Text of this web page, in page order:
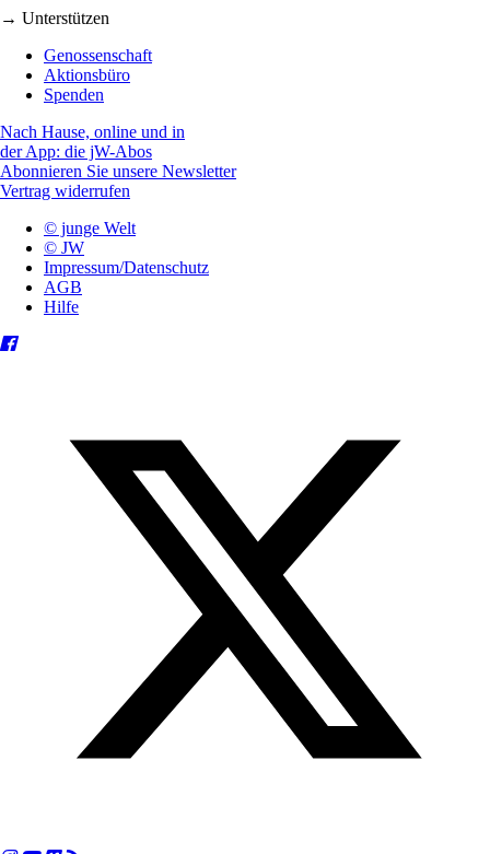
→ Unterstützen
Genossenschaft
Aktionsbüro
Spenden
Nach Hause, online und in
der App: die jW-Abos
Abonnieren Sie unsere Newsletter
Vertrag widerrufen
© junge Welt
© JW
Impressum/Datenschutz
AGB
Hilfe